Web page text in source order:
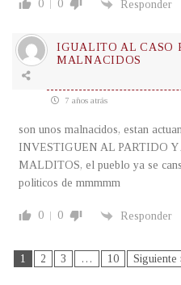
0 0 Responder
IGUALITO AL CASO
MALNACIDOS
7 años atrás
son unos malnacidos, estan
INVESTIGUEN AL PARTIDO Y
MALDITOS, el pueblo ya se
politicos de mmmmm
0 0 Responder
1 2 3 … 10 Siguiente